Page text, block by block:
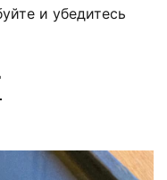
и убедитесь